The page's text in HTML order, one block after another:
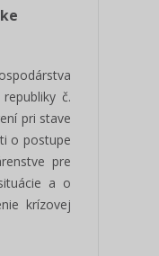
č.
pri stave
o postupe
pre
a o
krízovej